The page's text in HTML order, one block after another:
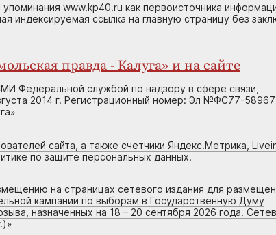
www.kp40.ru как первоисточника
индексируемая ссылка на главную страницу без
правда - Калуга» и на сайте
Федеральной службой по надзору в сфере связи,
2014 г. Регистрационный номер: Эл №ФС77-58967
сайта, а также счетчики Яндекс.Метрика,
по защите персональных данных.
на страницах сетевого издания для
кампании по выборам в Государственную Думу
назначенных на 18 – 20 сентября 2026 года.
»